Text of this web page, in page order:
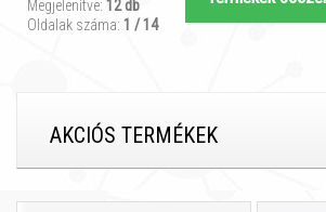
Megjelenítve: 12 db
Oldalak száma: 1 / 14
AKCIÓS TERMÉKEK